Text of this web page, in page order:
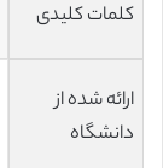
کلمات کلیدی
ارائه شده از
دانشگاه